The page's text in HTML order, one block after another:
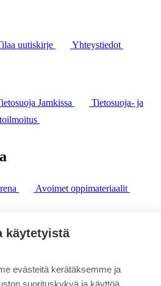
uutiskirje Yhteystiedot
Jamkissa
Tietosuoja- ja
Avoimet oppimateriaalit
käytetyistä
evästeitä kerätäksemme ja
suorituskykyä ja käyttöä,